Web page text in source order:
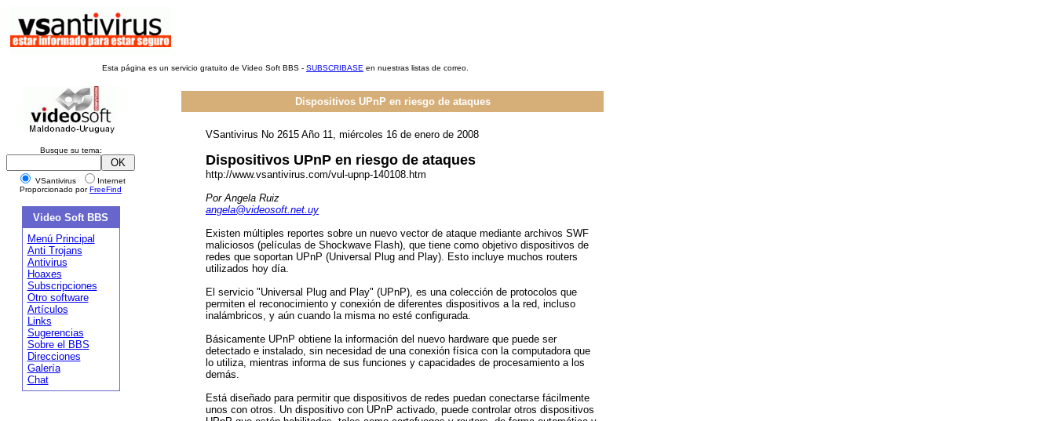
Esta página es un servicio gratuito de Video Soft BBS - SUBSCRIBASE en nuestras listas de correo.
Busque su tema:
VSantivirus
Internet
Proporcionado porFreeFind
Video Soft BBS
Menú Principal
Anti Trojans
Antivirus
Hoaxes
Subscripciones
Otro software
Artículos
Links
Sugerencias
Sobre el BBS
Direcciones
Galería
Chat
Dispositivos UPnP en riesgo de ataques
VSantivirus No 2615 Año 11, miércoles 16 de enero de 2008
Dispositivos UPnP en riesgo de ataques
http://www.vsantivirus.com/vul-upnp-140108.htm
Por Angela Ruiz
angela@videosoft.net.uy
Existen múltiples reportes sobre un nuevo vector de ataque mediante archivos SWF
maliciosos (películas de Shockwave Flash), que tiene como objetivo dispositivos de
redes que soportan UPnP (Universal Plug and Play). Esto incluye muchos routers
utilizados hoy día.
El servicio "Universal Plug and Play" (UPnP), es una colección de protocolos que
permiten el reconocimiento y conexión de diferentes dispositivos a la red, incluso
inalámbricos, y aún cuando la misma no esté configurada.
Básicamente UPnP obtiene la información del nuevo hardware que puede ser
detectado e instalado, sin necesidad de una conexión física con la computadora que
lo utiliza, mientras informa de sus funciones y capacidades de procesamiento a los
demás.
Está diseñado para permitir que dispositivos de redes puedan conectarse fácilmente
unos con otros. Un dispositivo con UPnP activado, puede controlar otros dispositivos